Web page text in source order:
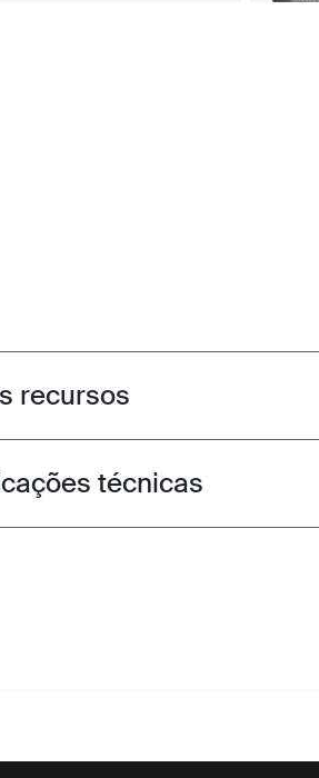
Toggle features
recursos
Toggle techspec
técnicas